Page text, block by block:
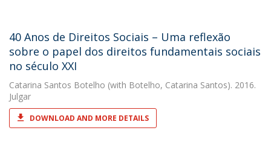
40 Anos de Direitos Sociais – Uma reflexão
sobre o papel dos direitos fundamentais sociais
no século XXI
Catarina Santos Botelho (with Botelho, Catarina Santos). 2016.
Julgar
DOWNLOAD AND MORE DETAILS